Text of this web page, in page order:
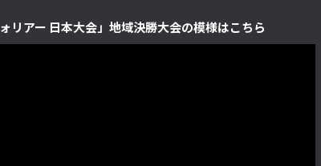
リアー 日本大会」地域決勝大会の模様はこちら